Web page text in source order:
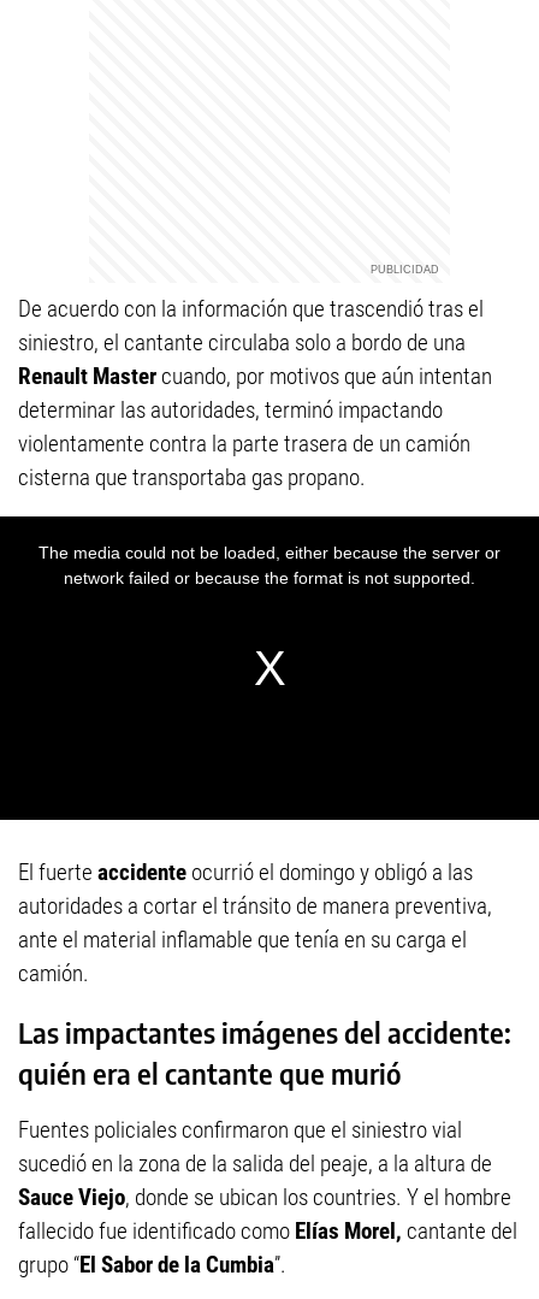
De acuerdo con la información que trascendió tras el
siniestro, el cantante circulaba solo a bordo de una
Renault Master cuando, por motivos que aún intentan
determinar las autoridades, terminó impactando
violentamente contra la parte trasera de un camión
cisterna que transportaba gas propano.
El fuerte accidente ocurrió el domingo y obligó a las
autoridades a cortar el tránsito de manera preventiva,
ante el material inflamable que tenía en su carga el
camión.
Las impactantes imágenes del accidente:
quién era el cantante que murió
Fuentes policiales confirmaron que el siniestro vial
sucedió en la zona de la salida del peaje, a la altura de
Sauce Viejo, donde se ubican los countries. Y el hombre
fallecido fue identificado como Elías Morel, cantante del
grupo “El Sabor de la Cumbia”.